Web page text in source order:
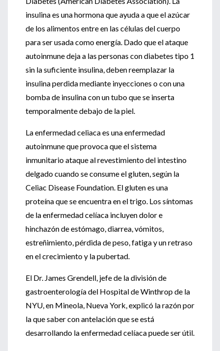
insulina es una hormona que ayuda a que el azúcar
de los alimentos entre en las células del cuerpo
para ser usada como energía. Dado que el ataque
autoinmune deja a las personas con diabetes tipo 1
sin la suficiente insulina, deben reemplazar la
insulina perdida mediante inyecciones o con una
bomba de insulina con un tubo que se inserta
temporalmente debajo de la piel.
La enfermedad celiaca es una enfermedad
autoinmune que provoca que el sistema
inmunitario ataque al revestimiento del intestino
delgado cuando se consume el gluten, según la
Celiac Disease Foundation. El gluten es una
proteína que se encuentra en el trigo. Los síntomas
de la enfermedad celíaca incluyen dolor e
hinchazón de estómago, diarrea, vómitos,
estreñimiento, pérdida de peso, fatiga y un retraso
en el crecimiento y la pubertad.
El Dr. James Grendell, jefe de la división de
gastroenterología del Hospital de Winthrop de la
NYU, en Mineola, Nueva York, explicó la razón por
la que saber con antelación que se está
desarrollando la enfermedad celíaca puede ser útil.